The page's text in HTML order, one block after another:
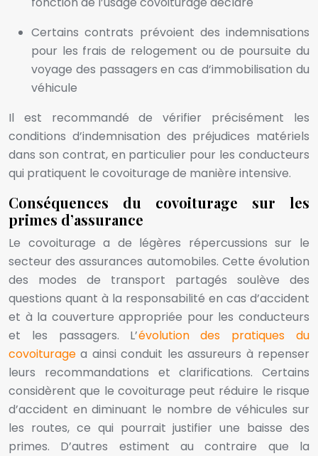
Certains contrats prévoient des indemnisations
pour les frais de relogement ou de poursuite du
voyage des passagers en cas d’immobilisation du
véhicule
Il est recommandé de vérifier précisément les
conditions d’indemnisation des préjudices matériels
dans son contrat, en particulier pour les conducteurs
qui pratiquent le covoiturage de manière intensive.
Conséquences du covoiturage sur les
primes d’assurance
Le covoiturage a de légères répercussions sur le
secteur des assurances automobiles. Cette évolution
des modes de transport partagés soulève des
questions quant à la responsabilité en cas d’accident
et à la couverture appropriée pour les conducteurs
et les passagers. L’évolution des pratiques du
covoiturage a ainsi conduit les assureurs à repenser
leurs recommandations et clarifications. Certains
considèrent que le covoiturage peut réduire le risque
d’accident en diminuant le nombre de véhicules sur
les routes, ce qui pourrait justifier une baisse des
primes. D’autres estiment au contraire que la